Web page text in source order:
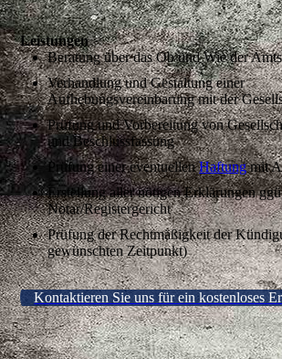
Leistungen
Beratung über das Ob und Wie der
Verhandlung und Gestaltung einer
Aufhebungsvereinbarung mit der
Prüfung und Vorbereitung von
und Beschlussfassung
Prüfung einer eventuellenHaftungmit
Erstellung aller nötigen Erklärungen
Notar/Registergericht
Prüfung der Rechtmäßigkeit der
gewünschten Zeitpunkt)
Kontaktieren Sie uns für ein kostenloses